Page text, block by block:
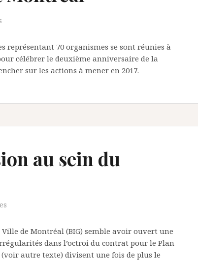
représentant 70 organismes se sont réunies à
célébrer le deuxième anniversaire de la
sur les actions à mener en 2017.
au sein du
de Montréal (BIG) semble avoir ouvert une
dans l’octroi du contrat pour le Plan
autre texte) divisent une fois de plus le